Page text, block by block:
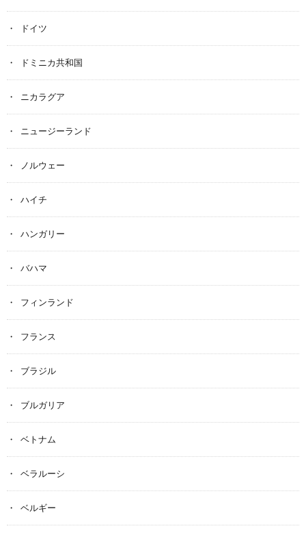
ドイツ
ドミニカ共和国
ニカラグア
ニュージーランド
ノルウェー
ハイチ
ハンガリー
バハマ
フィンランド
フランス
ブラジル
ブルガリア
ベトナム
ベラルーシ
ベルギー